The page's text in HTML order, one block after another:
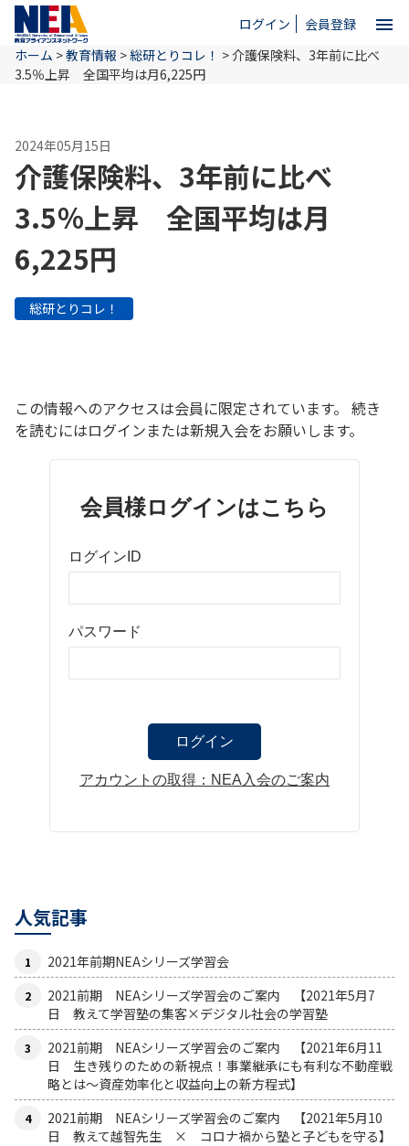
ログイン 会員登録 menu
ホーム
NEAとは
教育情報
お問い合わせ
ホーム >教育情報 >総研とりコレ！ >介護保険料、3年前に比べ
3.5％上昇 全国平均は月6,225円
2024年05月15日
介護保険料、3年前に比べ
3.5％上昇 全国平均は月
6,225円
総研とりコレ！
この情報へのアクセスは会員に限定されています。 続き
を読むにはログインまたは新規入会をお願いします。
会員様ログインはこちら
ログインID
パスワード
アカウントの取得：NEA入会のご案内
人気記事
2021年前期NEAシリーズ学習会
2021前期 NEAシリーズ学習会のご案内 【2021年5月7
日 教えて学習塾の集客×デジタル社会の学習塾
2021前期 NEAシリーズ学習会のご案内 【2021年6月11
日 生き残りのための新視点！事業継承にも有利な不動産戦
略とは〜資産効率化と収益向上の新方程式】
2021前期 NEAシリーズ学習会のご案内 【2021年5月10
日 教えて越智先生 × コロナ禍から塾と子どもを守る】